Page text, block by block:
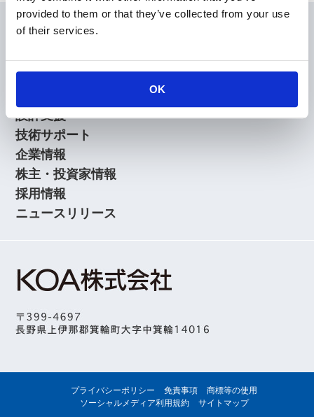
provided to them or that they’ve collected from your use
of their services.
OK
会員
製品情報
KOAの技術
アプリケーションガイド
設計支援
技術サポート
企業情報
株主・投資家情報
採用情報
ニュースリリース
プライバシーポリシー 免責事項
商標等の使用
ソーシャルメディア利用規約
サイトマップ